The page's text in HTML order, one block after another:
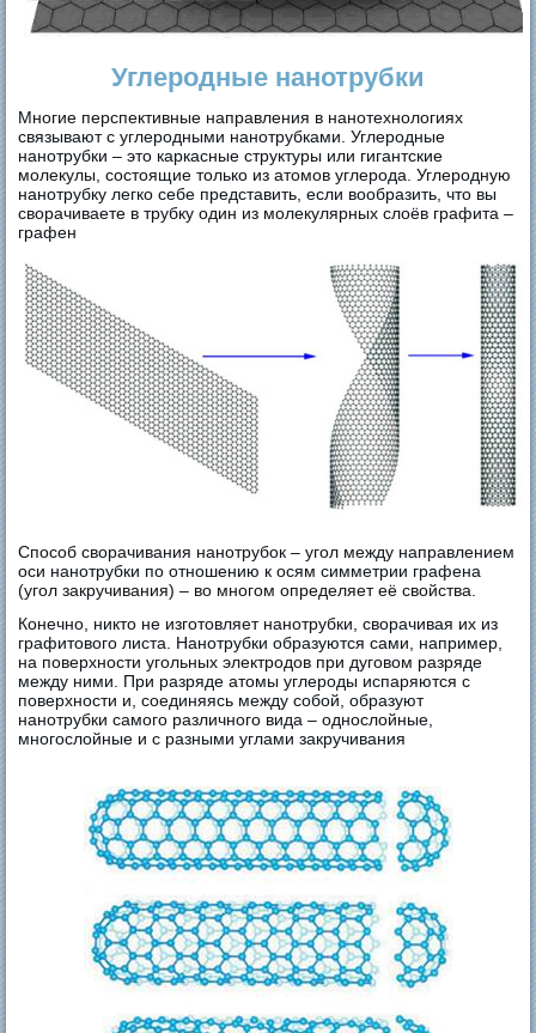
Углеродные нанотрубки
Многие перспективные направления в нанотехнологиях
связывают с углеродными нанотрубками. Углеродные
нанотрубки – это каркасные структуры или гигантские
молекулы, состоящие только из атомов углерода. Углеродную
нанотрубку легко себе представить, если вообразить, что вы
сворачиваете в трубку один из молекулярных слоёв графита –
графен
Способ сворачивания нанотрубок – угол между направлением
оси нанотрубки по отношению к осям симметрии графена
(угол закручивания) – во многом определяет её свойства.
Конечно, никто не изготовляет нанотрубки, сворачивая их из
графитового листа. Нанотрубки образуются сами, например,
на поверхности угольных электродов при дуговом разряде
между ними. При разряде атомы углероды испаряются с
поверхности и, соединяясь между собой, образуют
нанотрубки самого различного вида – однослойные,
многослойные и с разными углами закручивания